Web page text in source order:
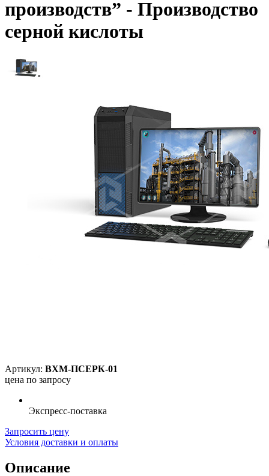
производств” - Производство
серной кислоты
Артикул: ВХМ-ПСЕРК-01
цена по запросу
Экспресс-поставка
Запросить цену
Условия доставки и оплаты
Описание